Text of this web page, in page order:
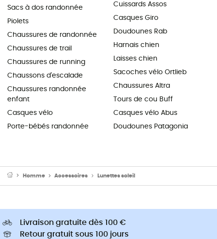
Sacs à dos randonnée
Piolets
Chaussures de randonnée
Chaussures de trail
Chaussures de running
Chaussons d'escalade
Chaussures randonnée
enfant
Casques vélo
Porte-bébés randonnée
Cuissards Assos
Casques Giro
Doudounes Rab
Harnais chien
Laisses chien
Sacoches vélo Ortlieb
Chaussures Altra
Tours de cou Buff
Casques vélo Abus
Doudounes Patagonia
Homme Accessoires Lunettes soleil
Livraison gratuite dès 100 €
Retour gratuit sous 100 jours